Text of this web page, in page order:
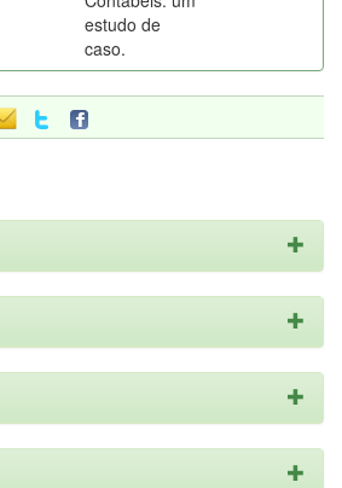
estudo de
caso.